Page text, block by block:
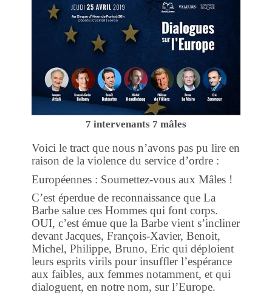
7 intervenants 7 mâles
Voici le tract que nous n’avons pas pu lire en
raison de la violence du service d’ordre :
Européennes : Soumettez-vous aux Mâles !
C’est éperdue de reconnaissance que La
Barbe salue ces Hommes qui font corps.
OUI, c’est émue que la Barbe vient s’incliner
devant Jacques, François-Xavier, Benoit,
Michel, Philippe, Bruno, Eric qui déploient
leurs esprits virils pour insuffler l’espérance
aux faibles, aux femmes notamment, et qui
dialoguent, en notre nom, sur l’Europe.